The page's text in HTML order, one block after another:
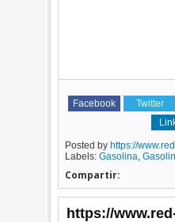
Facebook Twitter
Posted by https://
Labels:Gasolina,
Compartir:
https://